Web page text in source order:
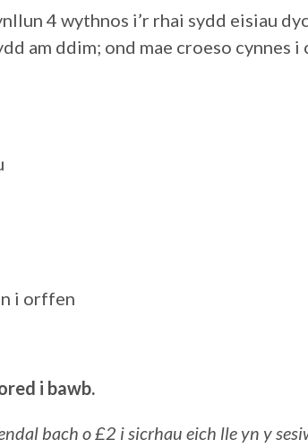
4 wythnos i’r rhai sydd eisiau
am ddim; ond mae croeso cynnes
i orffen
i bawb.
bach o £2 i sicrhau eich lle yn y